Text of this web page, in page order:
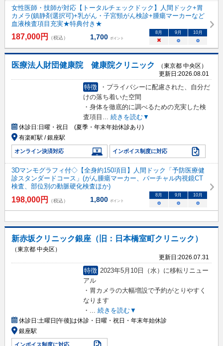
女性医師・技師が対応【トータルチェックドック】人間ドック+胃
カメラ(鎮静剤選択可)+乳がん・子宮頸がん検診+腫瘍マーカーなど
血液検査項目充実★特典付き★
187,000円 （税込） 1,700 ポイント
8 月 9 月 10月
× ○ ○
医療法人財団健康院 健康院クリニック
（東京都 中央区）
更新日:2026.08.01
特徴
・プライバシーに配慮された、自分だ
けの落ち着いた空間
・身体を徹底的に調べるための充実した検
査項目 ... 続きを読む▼
休診日:日曜・祝日 (夏季・年末年始休診あり)
有楽町駅 / 銀座駅
オンライン決済対応 インボイス制度に対応
3Dマンモグラフィ付◇【全身約150項目】人間ドック「予防医療健
診スタンダードコース」(がん腫瘍マーカー、バーチャル内視鏡CT
検査、部位別の動脈硬化検査ほか)
198,000円 （税込） 1,800 ポイント
8月 9月 10月
○ ○ ○
新赤坂クリニック銀座（旧：日本橋室町クリニック）
（東京都 中央区）
更新日:2026.07.31
特徴 2023年5月10日（水）に移転リニュー
アル
・胃カメラの大幅増設で予約がとりやすく
なります
・ ... 続きを読む▼
休診日:土曜日[午後]は休診・日曜・祝日・年末年始休診
銀座駅
インボイス制度に対応